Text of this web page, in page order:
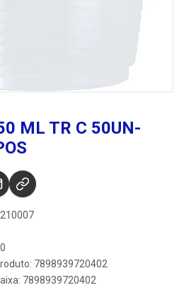
ML TR C 50UN-
7898939720402
7898939720402